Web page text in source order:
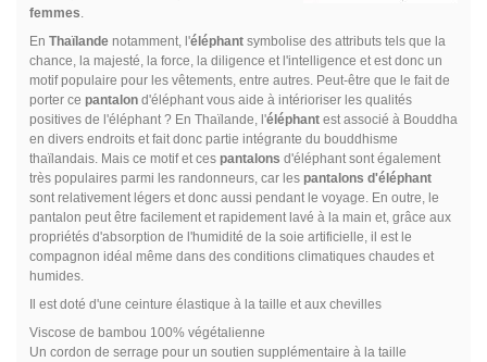
femmes
En Thaïlande notamment, l'éléphant symbolise des attributs tels que la
chance, la majesté, la force, la diligence et l'intelligence et est donc un
motif populaire pour les vêtements, entre autres. Peut-être que le fait de
porter ce pantalon d'éléphant vous aide à intérioriser les qualités
positives de l'éléphant ? En Thaïlande, l'éléphant est associé à Bouddha
en divers endroits et fait donc partie intégrante du bouddhisme
thaïlandais. Mais ce motif et ces pantalons d'éléphant sont également
très populaires parmi les randonneurs, car les pantalons d'éléphant
sont relativement légers et donc aussi pendant le voyage. En outre, le
pantalon peut être facilement et rapidement lavé à la main et, grâce aux
propriétés d'absorption de l'humidité de la soie artificielle, il est le
compagnon idéal même dans des conditions climatiques chaudes et
humides.
Il est doté d'une ceinture élastique à la taille et aux chevilles
Viscose de bambou 100% végétalienne
Un cordon de serrage pour un soutien supplémentaire à la taille